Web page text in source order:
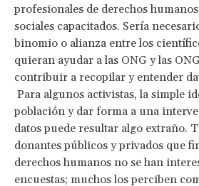
profesionales de derechos
sociales capacitados. Sería
binomio o alianza entre los
quieran ayudar a las ONG y las
contribuir a recopilar y entender
Para algunos activistas, la simple
población y dar forma a una
datos puede resultar algo extraño.
donantes públicos y privados que
derechos humanos no se han
encuestas; muchos los perciben